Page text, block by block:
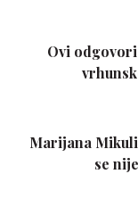
Ovi
Marijana
se